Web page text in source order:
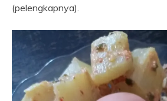
(pelengkapnya).